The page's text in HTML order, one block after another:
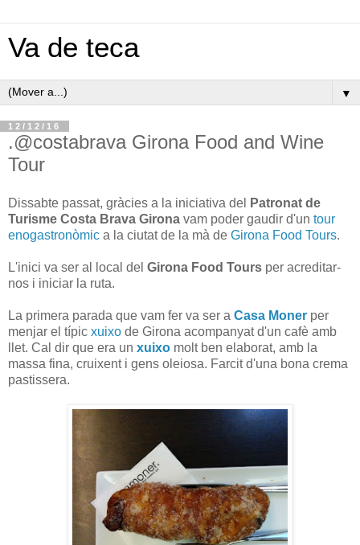
Va de teca
▼
12/12/16
.@costabrava Girona Food and Wine
Tour
Dissabte passat, gràcies a la iniciativa del
Patronat de
Turisme Costa Brava Girona vam poder gaudir d'un tour
enogastronòmic a la ciutat de la mà de Girona Food Tours.
L'inici va ser al local del Girona Food Tours per acreditar-
nos i iniciar la ruta.
La primera parada que vam fer va ser a Casa Moner per
menjar el típic xuixo de Girona acompanyat d'un cafè amb
llet. Cal dir que era un xuixo molt ben elaborat, amb la
massa fina, cruixent i gens oleiosa. Farcit d'una bona crema
pastissera.